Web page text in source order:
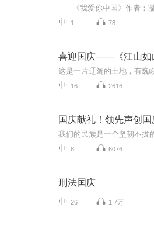
1 78
喜迎国庆——《江山如
16 2616
国庆献礼！领先声创
8 6076
刑法国庆
26 1.7万